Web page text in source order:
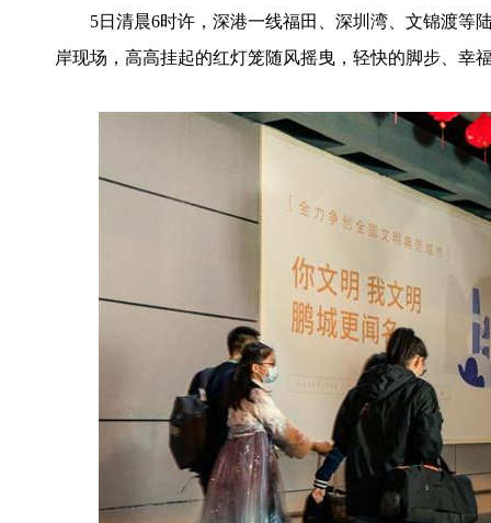
5日清晨6时许，深港一线福田、深圳湾、文锦渡等
岸现场，高高挂起的红灯笼随风摇曳，轻快的脚步、幸